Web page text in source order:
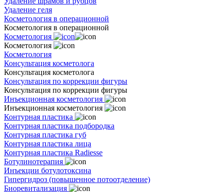
Удаление геля
Косметология в операционной
Косметология в операционной
Косметология
Косметология
Косметология
Консультация косметолога
Консультация косметолога
Консультация по коррекции фигуры
Консультация по коррекции фигуры
Инъекционная косметология
Инъекционная косметология
Контурная пластика
Контурная пластика подбородка
Контурная пластика губ
Контурная пластика лица
Контурная пластика Radiesse
Ботулинотерапия
Инъекции ботулотоксина
Гипергидроз (повышенное потоотделение)
Биоревитализация